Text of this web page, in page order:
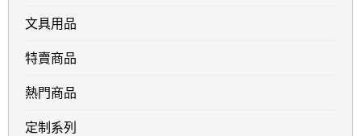
文具用品
特賣商品
熱門商品
定制系列